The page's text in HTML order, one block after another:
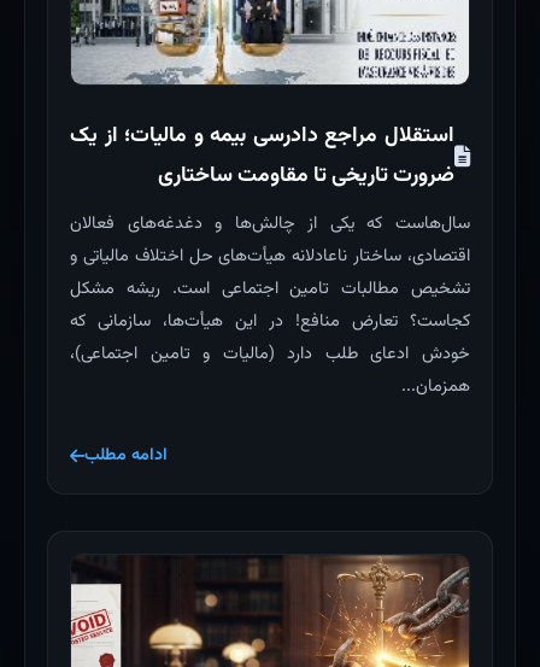
استقلال مراجع دادرسی بیمه و مالیات؛ از یک
ضرورت تاریخی تا مقاومت ساختاری
سال‌هاست که یکی از چالش‌ها و دغدغه‌های فعالان
اقتصادی، ساختار ناعادلانه هیأت‌های حل اختلاف مالیاتی و
تشخیص مطالبات تامین اجتماعی است. ریشه مشکل
کجاست؟ تعارض منافع! در این هیأت‌ها، سازمانی که
خودش ادعای طلب دارد (مالیات و تامین اجتماعی)،
همزمان...
ادامه مطلب